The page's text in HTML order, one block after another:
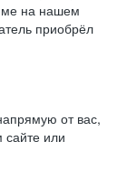
на нашем
приобрёл
от вас,
или